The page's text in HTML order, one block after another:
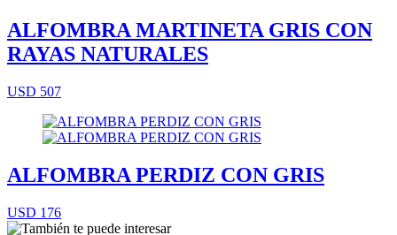
ALFOMBRA MARTINETA GRIS CON
RAYAS NATURALES
USD 507
ALFOMBRA PERDIZ CON GRIS
USD 176